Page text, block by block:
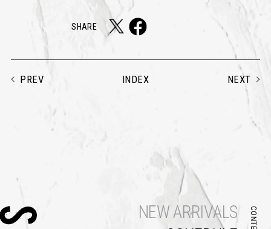
SHARE
PREV INDEX NEXT
NEW ARRIVALS